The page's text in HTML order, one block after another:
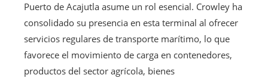
Puerto de Acajutla asume un rol esencial. Crowley ha
consolidado su presencia en esta terminal al ofrecer
servicios regulares de transporte marítimo, lo que
favorece el movimiento de carga en contenedores,
productos del sector agrícola, bienes